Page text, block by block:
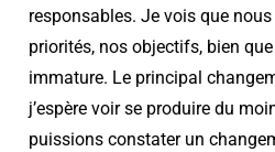
responsables. Je vois que
priorités, nos objectifs, bien
immature. Le principal
j’espère voir se produire du
puissions constater un